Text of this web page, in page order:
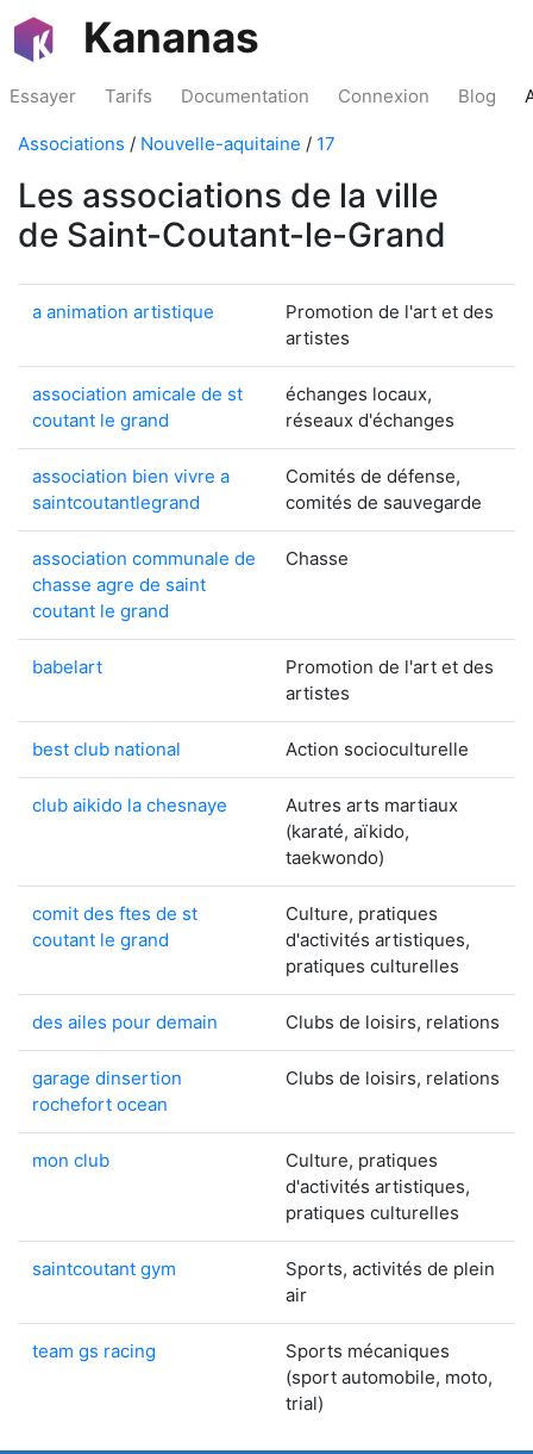
Kananas
Essayer Tarifs Documentation Connexion Blog
Associations / Nouvelle-aquitaine / 17
Les associations de la ville
de Saint-Coutant-le-Grand
a animation artistique
Promotion de l'art et des
artistes
association amicale de st
coutant le grand
échanges locaux,
réseaux d'échanges
association bien vivre a
saintcoutantlegrand
Comités de défense,
comités de sauvegarde
association communale de
chasse agre de saint
coutant le grand
Chasse
babelart
Promotion de l'art et des
artistes
best club national Action socioculturelle
club aikido la chesnaye
Autres arts martiaux
(karaté, aïkido,
taekwondo)
comit des ftes de st
coutant le grand
Culture, pratiques
d'activités artistiques,
pratiques culturelles
des ailes pour demain Clubs de loisirs, relations
garage dinsertion
rochefort ocean
Clubs de loisirs, relations
mon club
Culture, pratiques
d'activités artistiques,
pratiques culturelles
saintcoutant gym
Sports, activités de plein
air
team gs racing
Sports mécaniques
(sport automobile, moto,
trial)